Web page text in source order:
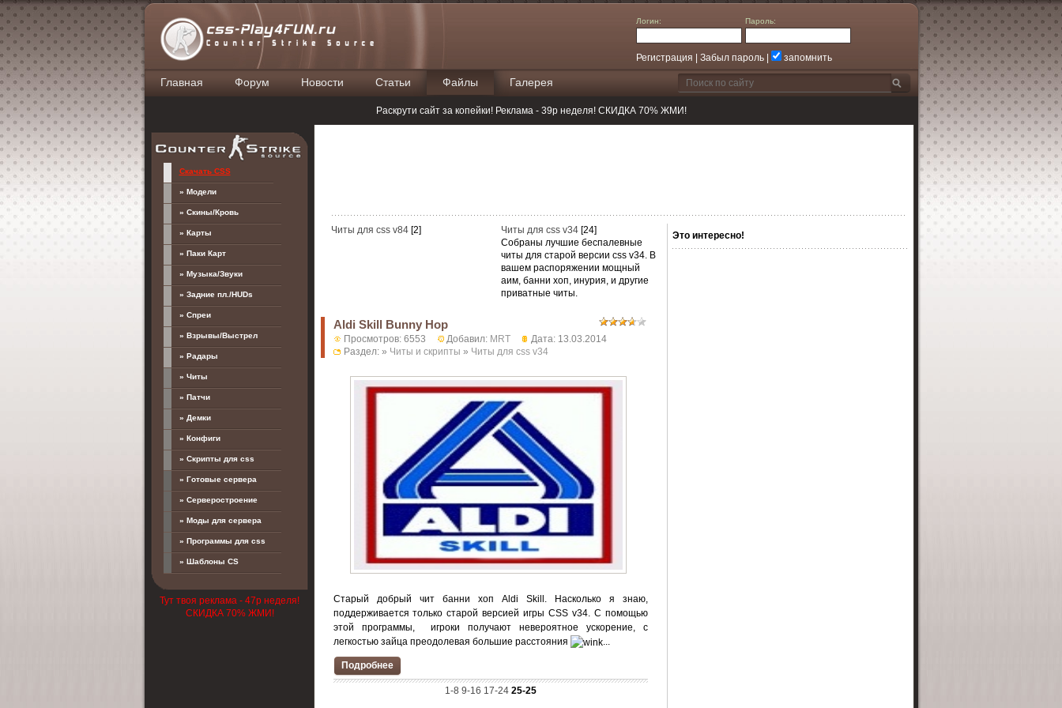
Логин: Пароль:
Регистрация Забыл пароль| запомнить
Главная Форум Новости Статьи Файлы Галерея
Поиск
Раскрути сайт за копейки! Реклама - 39р неделя! СКИДКА 70% ЖМИ!
Это интересно!
Читы для css v84 [2] Читы для css v34 [24]
Собраны лучшие беспалевные
читы для старой версии css v34. В
вашем распоряжении мощный
аим, банни хоп, инурия, и другие
приватные читы.
Aldi Skill Bunny Hop
Просмотров: 6553 Добавил: MRT
Дата: 13.03.2014
Раздел: » Читы и скрипты » Читы для css v34
Старый добрый чит банни хоп Aldi Skill. Насколько я знаю,
поддерживается только старой версией игры CSS v34. С помощью
этой программы, игроки получают невероятное ускорение, с
легкостью зайца преодолевая большие расстояния
...
Подробнее
1-8 9-16 17-24 25-25
Скачать CSS
» Модели
» Скины/Кровь
» Карты
» Паки Карт
» Музыка/Звуки
» Задние пл./HUDs
» Спреи
» Взрывы/Выстрел
» Радары
» Читы
» Патчи
» Демки
» Конфиги
» Скрипты для css
» Готовые сервера
» Серверостроение
» Моды для сервера
» Программы для css
» Шаблоны CS
Тут твоя реклама - 47р неделя!
СКИДКА 70% ЖМИ!